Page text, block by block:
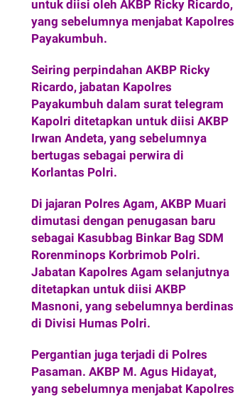
untuk diisi oleh AKBP Ricky Ricardo,
yang sebelumnya menjabat Kapolres
Payakumbuh.
Seiring perpindahan AKBP Ricky
Ricardo, jabatan Kapolres
Payakumbuh dalam surat telegram
Kapolri ditetapkan untuk diisi AKBP
Irwan Andeta, yang sebelumnya
bertugas sebagai perwira di
Korlantas Polri.
Di jajaran Polres Agam, AKBP Muari
dimutasi dengan penugasan baru
sebagai Kasubbag Binkar Bag SDM
Rorenminops Korbrimob Polri.
Jabatan Kapolres Agam selanjutnya
ditetapkan untuk diisi AKBP
Masnoni, yang sebelumnya berdinas
di Divisi Humas Polri.
Pergantian juga terjadi di Polres
Pasaman. AKBP M. Agus Hidayat,
yang sebelumnya menjabat Kapolres